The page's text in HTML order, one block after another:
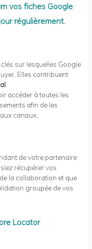
vos fiches Google
régulièrement.
clés sur lesquelles Google
Elles contribuent
.
accéder à toutes les
afin de les
canaux.
de votre partenaire
récupérer vos
la collaboration et que
groupée de vos
Locator